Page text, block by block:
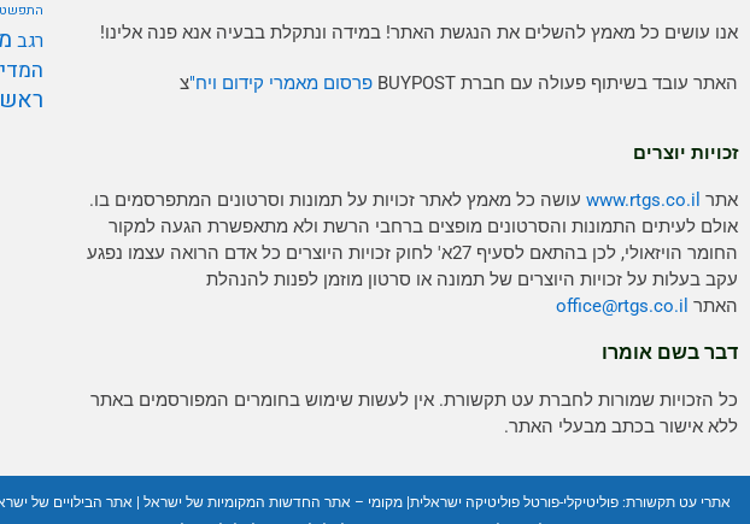
אנו עושים כל מאמץ להשלים את הנגשת האתר! במידה ונתקלת בבעיה אנא פנה אלינו!
האתר עובד בשיתוף פעולה עם חברת BUYPOST פרסום מאמרי קידום ויח"צ
זכויות יוצרים
אתר www.rtgs.co.il עושה כל מאמץ לאתר זכויות על תמונות וסרטונים המתפרסמים בו.
אולם לעיתים התמונות והסרטונים מופצים ברחבי הרשת ולא מתאפשרת הגעה למקור
החומר הויזאולי, לכן בהתאם לסעיף 27א' לחוק זכויות היוצרים כל אדם הרואה עצמו נפגע
עקב בעלות על זכויות היוצרים של תמונה או סרטון מוזמן לפנות להנהלת
האתר
office@rtgs.co.il
דבר בשם אומרו
כל הזכויות שמורות לחברת עט תקשורת. אין לעשות שימוש בחומרים המפורסמים באתר
ללא אישור בכתב מבעלי האתר.
רגב
אתרי עט תקשורת:פוליטיקלי-פורטל פוליטיקה ישראלית |מקומי – אתר החדשות המקומיות של ישראל אתר הבילויים של